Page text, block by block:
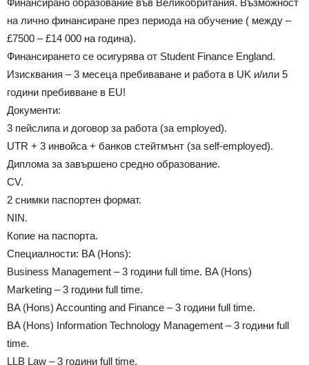
на лично финансиране през периода на обучение ( между –
£7500 – £14 000 на година).
Финансирането се осигурява от Student Finance England.
Изисквания – 3 месеца пребиваване и работа в UK и/или 5
години пребивване в EU!
Документи:
3 пейслипа и договор за работа (за employed).
UTR + 3 инвойса + банков стейтмънт (за self-employed).
Диплома за завършено средно образование.
CV.
2 снимки паспортен формат.
NIN.
Копие на паспорта.
Специалности: BA (Hons):
Business Management – 3 години full time. BA (Hons)
Marketing – 3 години full time.
BA (Hons) Accounting and Finance – 3 години full time.
BA (Hons) Information Technology Management – 3 години full
time.
LLB Law – 3 години full time.